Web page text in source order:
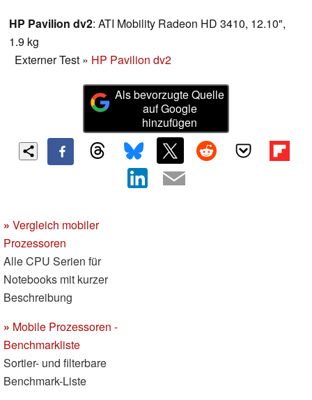
HP Pavilion dv2: ATI Mobility Radeon HD 3410, 12.10",
1.9 kg
Externer Test » HP Pavilion dv2
Als bevorzugte Quelle
auf Google
hinzufügen
» Vergleich mobiler
Prozessoren
Alle CPU Serien für
Notebooks mit kurzer
Beschreibung
» Mobile Prozessoren -
Benchmarkliste
Sortier- und filterbare
Benchmark-Liste